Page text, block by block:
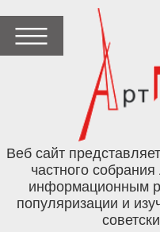
Веб сайт
частного
информационным
популяризации и